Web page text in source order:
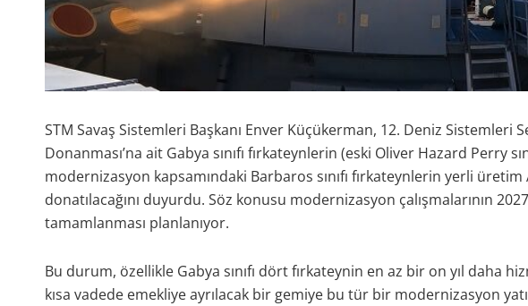
STM Savaş Sistemleri Başkanı Enver Küçükerman, 12. Deniz Sistemleri
Donanması’na ait Gabya sınıfı fırkateynlerin (eski Oliver Hazard Perry
modernizasyon kapsamındaki Barbaros sınıfı fırkateynlerin yerli
donatılacağını duyurdu. Söz konusu modernizasyon çalışmalarının
tamamlanması planlanıyor.
Bu durum, özellikle Gabya sınıfı dört fırkateynin en az bir on yıl daha
kısa vadede emekliye ayrılacak bir gemiye bu tür bir modernizasyon